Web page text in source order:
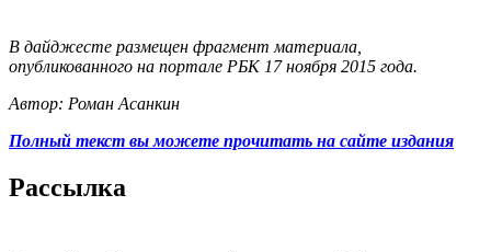
В дайджесте размещен фрагмент материала,
опубликованного на портале РБК 17 ноября 2015 года.
Автор: Роман Асанкин
Полный текст вы можете прочитать на сайте издания
Рассылка